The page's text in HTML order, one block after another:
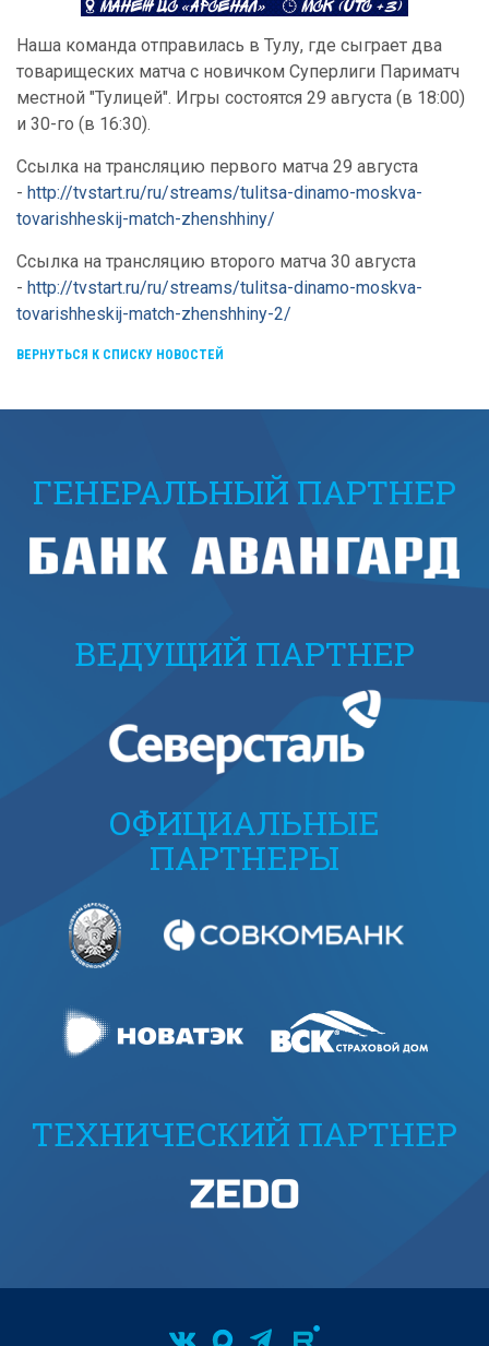
Наша команда отправилась в Тулу, где сыграет два
товарищеских матча с новичком Суперлиги Париматч
местной "Тулицей". Игры состоятся 29 августа (в 18:00)
и 30-го (в 16:30).
Ссылка на трансляцию первого матча 29 августа
- http://tvstart.ru/ru/streams/tulitsa-dinamo-moskva-
tovarishheskij-match-zhenshhiny/
Ссылка на трансляцию второго матча 30 августа
- http://tvstart.ru/ru/streams/tulitsa-dinamo-moskva-
tovarishheskij-match-zhenshhiny-2/
ВЕРНУТЬСЯ К СПИСКУ НОВОСТЕЙ
ГЕНЕРАЛЬНЫЙ ПАРТНЕР
ВЕДУЩИЙ ПАРТНЕР
ОФИЦИАЛЬНЫЕ
ПАРТНЕРЫ
ТЕХНИЧЕСКИЙ ПАРТНЕР